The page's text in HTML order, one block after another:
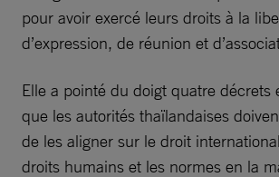
pour avoir exercé leurs droits à la
d’expression, de réunion et
Elle a pointé du doigt quatre décrets
que les autorités thaïlandaises
de les aligner sur le droit
droits humains et les normes en la